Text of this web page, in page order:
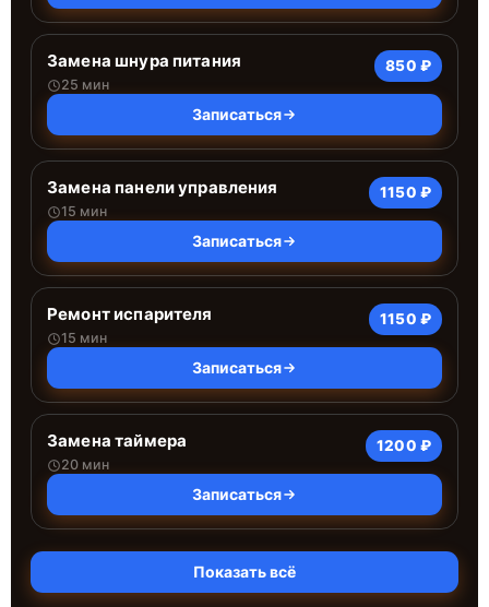
Замена шнура питания
25 мин
850 ₽
Записаться
Замена панели управления
15 мин
1150 ₽
Записаться
Ремонт испарителя
15 мин
1150 ₽
Записаться
Замена таймера
20 мин
1200 ₽
Записаться
Показать всё